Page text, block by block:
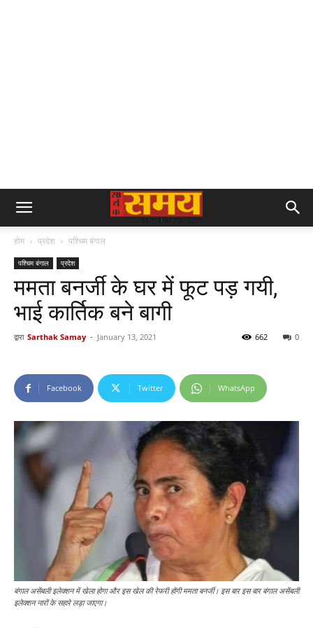
होम प्रदेश पश्चिम बंगाल
पश्चिम बंगाल प्रदेश
ममता बनर्जी के घर में फूट पड़ गयी,
भाई कार्तिक बने बागी
द्वारा Sarthak Samay - January 13, 2021 0
662
Facebook Twitter WhatsApp
बंगाल असेंबली इलेक्शन में खेला होगा और इस खेल की रेफरी होंगी ममता बनर्जी। इस बार इस बार बंगाल असेंबली
इलेक्शन नारों के सहारे लड़ा जाएगा।